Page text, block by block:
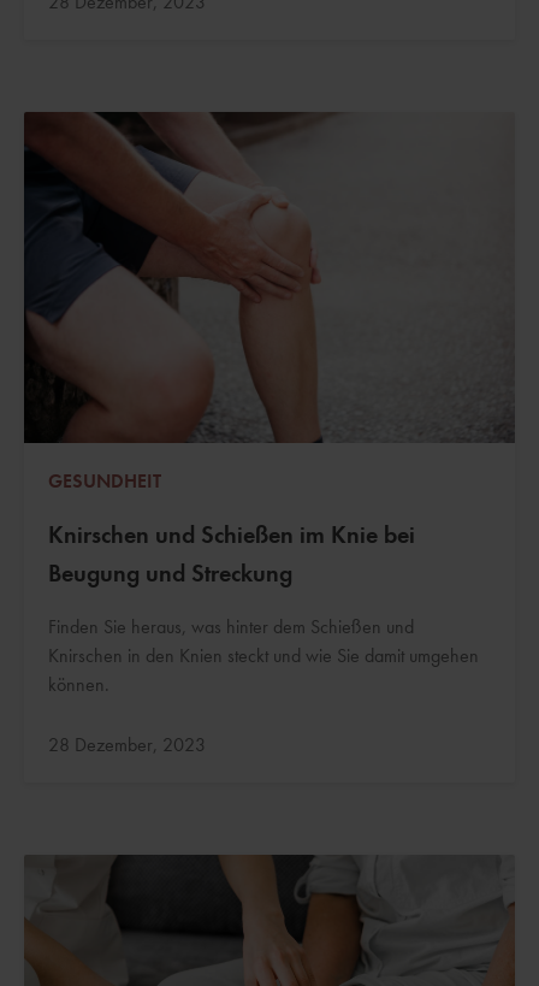
GESUNDHEIT
Knirschen und Schießen im Knie bei
Beugung und Streckung
Finden Sie heraus, was hinter dem Schießen und
Knirschen in den Knien steckt und wie Sie damit umgehen
können.
Aktualisiert:
28 Dezember, 2023